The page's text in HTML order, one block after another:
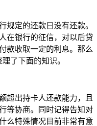
规定的还款日没有还款。
在银行的征信，对以后贷
款收取一定的利息。那么
了下面的知识。
超出持卡人还款能力，且
等协商。同时记得告知对
么特殊情况目前非常有意